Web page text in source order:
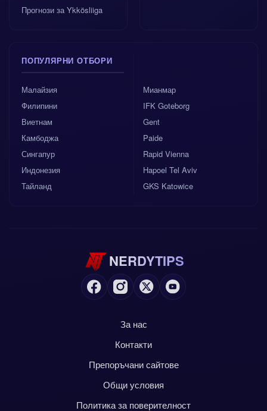
Прогнози за Ykkösliiga
ПОПУЛЯРНИ ОТБОРИ
Малайзия
Филипини
Виетнам
Камбоджа
Сингапур
Индонезия
Тайланд
Мианмар
IFK Goteborg
Gent
Paide
Rapid Vienna
Hapoel Tel Aviv
GKS Katowice
NERDYTIPS
За нас
Контакти
Препоръчани сайтове
Общи условия
Политика за поверителност